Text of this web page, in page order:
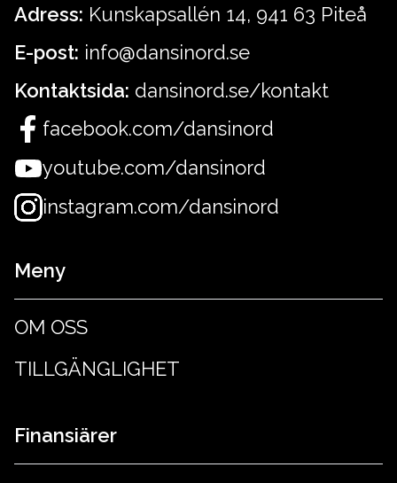
Adress: Kunskapsallén 14, 941 63 Piteå
E-post: info@dansinord.se
Kontaktsida: dansinord.se/kontakt
facebook.com/dansinord
youtube.com/dansinord
instagram.com/dansinord
Meny
OM OSS
TILLGÄNGLIGHET
Finansiärer